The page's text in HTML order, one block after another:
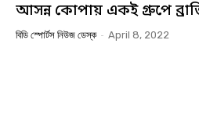
আসন্ন কোপায় একই গ্রুপে
বিডি স্পোর্টস নিউজ ডেস্ক - April 8, 2022